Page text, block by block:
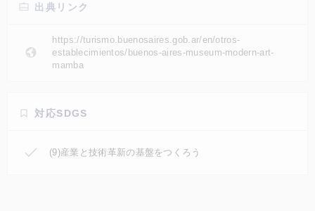
出典リンク
https://turismo.buenosaires.gob.ar/en/otros-
establecimientos/buenos-aires-museum-modern-art-
mamba
対応SDGS
(9)産業と技術革新の基盤をつくろう